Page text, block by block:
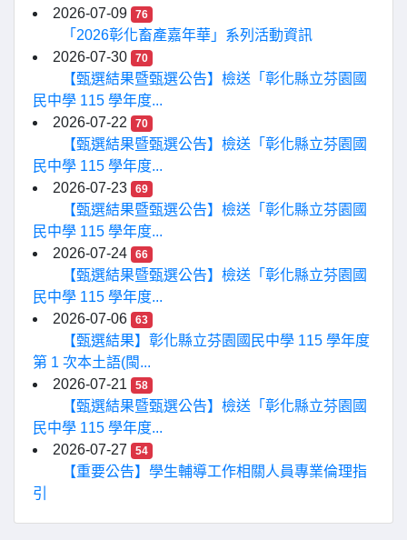
2026-07-09
76
「2026彰化畜產嘉年華」系列活動資訊
2026-07-30
70
【甄選結果暨甄選公告】檢送「彰化縣立芬園國
民中學 115 學年度...
2026-07-22
70
【甄選結果暨甄選公告】檢送「彰化縣立芬園國
民中學 115 學年度...
2026-07-23
69
【甄選結果暨甄選公告】檢送「彰化縣立芬園國
民中學 115 學年度...
2026-07-24
66
【甄選結果暨甄選公告】檢送「彰化縣立芬園國
民中學 115 學年度...
2026-07-06
63
【甄選結果】彰化縣立芬園國民中學 115 學年度
第 1 次本土語(閩...
2026-07-21
58
【甄選結果暨甄選公告】檢送「彰化縣立芬園國
民中學 115 學年度...
2026-07-27
54
【重要公告】學生輔導工作相關人員專業倫理指
引